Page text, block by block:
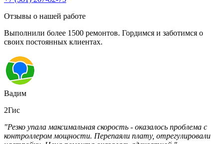
Отзывы о нашей работе
Выполнили более 1500 ремонтов. Гордимся и заботимся о
своих постоянных клиентах.
Вадим
2Гис
"Резко упала максимальная скорость - оказалось проблема с
контроллером мощности. Перепаяли плату, отрегулировали